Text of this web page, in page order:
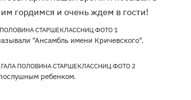
гордимся и очень ждем в гости!
"Ансамбль имени Кричевского".
ребенком.